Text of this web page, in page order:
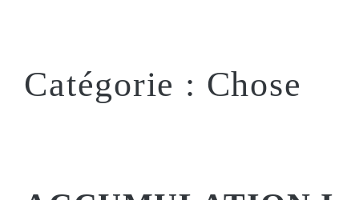
Catégorie : Chose